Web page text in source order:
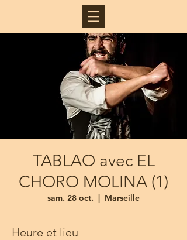
TABLAO avec EL
CHORO MOLINA (1)
sam. 28 oct.
  |
Marseille
Heure et lieu